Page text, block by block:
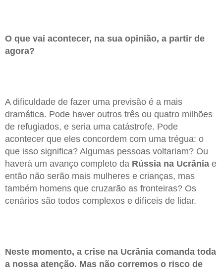
O que vai acontecer, na sua opinião, a partir de
agora?
A dificuldade de fazer uma previsão é a mais
dramática. Pode haver outros três ou quatro milhões
de refugiados, e seria uma catástrofe. Pode
acontecer que eles concordem com uma trégua: o
que isso significa? Algumas pessoas voltariam? Ou
haverá um avanço completo da Rússia na Ucrânia e
então não serão mais mulheres e crianças, mas
também homens que cruzarão as fronteiras? Os
cenários são todos complexos e difíceis de lidar.
Neste momento, a crise na Ucrânia comanda toda
a nossa atenção. Mas não corremos o risco de